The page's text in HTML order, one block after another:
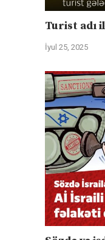
Turist adı
İyul 25, 2025